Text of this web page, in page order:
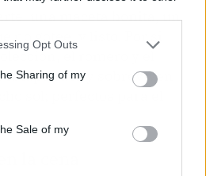
Opt Outs
Sharing of my
Sale of my
una maceta bonita, un
no gotee, y listo. Por si
el romero y el
y sobreviven
sol; perfectos para el
la cena